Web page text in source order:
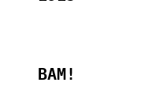
ВАМ!